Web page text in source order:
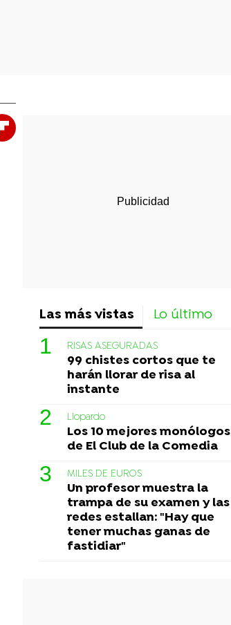
Flipboard
Las más vistas Lo último
RISAS ASEGURADAS
99 chistes cortos que te
harán llorar de risa al
instante
Liopardo
Los 10 mejores monólogos
de El Club de la Comedia
MILES DE EUROS
Un profesor muestra la
trampa de su examen y las
redes estallan: "Hay que
tener muchas ganas de
fastidiar"